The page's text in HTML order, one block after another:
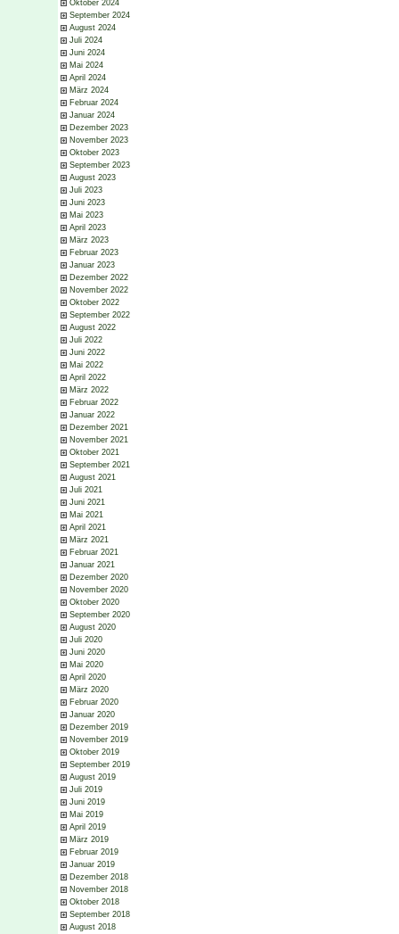
Oktober 2024
September 2024
August 2024
Juli 2024
Juni 2024
Mai 2024
April 2024
März 2024
Februar 2024
Januar 2024
Dezember 2023
November 2023
Oktober 2023
September 2023
August 2023
Juli 2023
Juni 2023
Mai 2023
April 2023
März 2023
Februar 2023
Januar 2023
Dezember 2022
November 2022
Oktober 2022
September 2022
August 2022
Juli 2022
Juni 2022
Mai 2022
April 2022
März 2022
Februar 2022
Januar 2022
Dezember 2021
November 2021
Oktober 2021
September 2021
August 2021
Juli 2021
Juni 2021
Mai 2021
April 2021
März 2021
Februar 2021
Januar 2021
Dezember 2020
November 2020
Oktober 2020
September 2020
August 2020
Juli 2020
Juni 2020
Mai 2020
April 2020
März 2020
Februar 2020
Januar 2020
Dezember 2019
November 2019
Oktober 2019
September 2019
August 2019
Juli 2019
Juni 2019
Mai 2019
April 2019
März 2019
Februar 2019
Januar 2019
Dezember 2018
November 2018
Oktober 2018
September 2018
August 2018